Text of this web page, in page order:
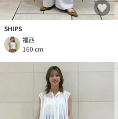
SHIPS
福西
160 cm